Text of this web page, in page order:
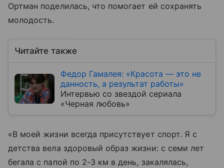
Ортман поделилась, что помогает ей сохранять
молодость.
Читайте также
Федор Гамалея: «Красота — это не
данность, а результат работы»
Интервью со звездой сериала
«Черная любовь»
«В моей жизни всегда присутствует спорт. Я с
детства вела здоровый образ жизни: с семи лет
бегала с папой по 2-3 км в день, закалялась,